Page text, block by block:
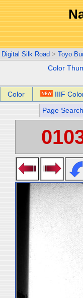
Digital Silk Road > Toyo
Color
Color IIIF
Page Search